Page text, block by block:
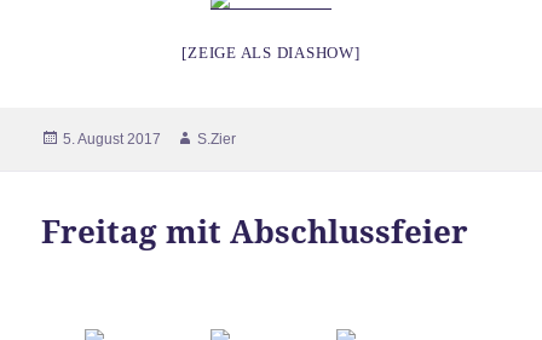
[ZEIGE ALS DIASHOW]
Veröffentlicht
5. August 2017 Autor
S.Zier
Freitag mit Abschlussfeier